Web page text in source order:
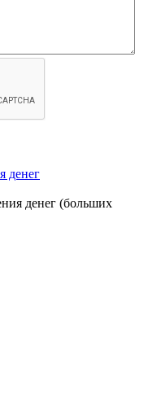
денег
денег (больших